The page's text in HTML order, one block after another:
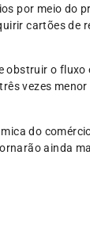
por meio do
cartões de
o
vezes
do
ainda